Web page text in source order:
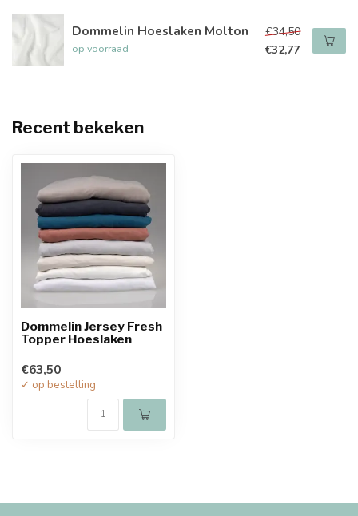
Dommelin Hoeslaken Molton
op voorraad
€34,50
€32,77
Recent bekeken
Dommelin Jersey Fresh
Topper Hoeslaken
€63,50
✓ op bestelling